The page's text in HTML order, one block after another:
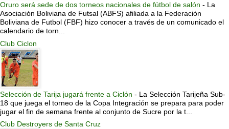
Oruro será sede de dos torneos nacionales de fútbol de salón - La
Asociación Boliviana de Futsal (ABFS) afiliada a la Federación
Boliviana de Futbol (FBF) hizo conocer a través de un comunicado el
calendario de torn...
Club Ciclon
Selección de Tarija jugará frente a Ciclón - La Selección Tarijeña Sub-
18 que juega el torneo de la Copa Integración se prepara para poder
jugar el fin de semana frente al conjunto de Sucre por la t...
Club Destroyers de Santa Cruz